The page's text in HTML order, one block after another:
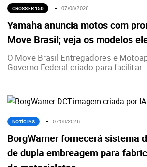
CROSSER 150 07/08/2026
Yamaha anuncia motos com
Move Brasil; veja os modelos
O Move Brasil Entregadores e
Governo Federal criado para facilitar...
NOTÍCIAS 07/08/2026
BorgWarner fornecerá sistema
de dupla embreagem para